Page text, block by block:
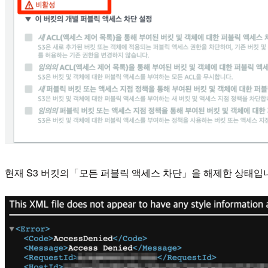
현재 S3 버킷의「모든 퍼블릭 액세스 차단」을 해제한 상태입